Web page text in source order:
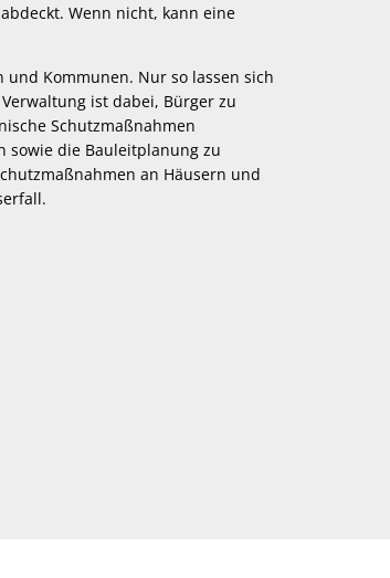
Wenn nicht, kann eine
Kommunen. Nur so lassen sich
ist dabei, Bürger zu
Schutzmaßnahmen
sowie die Bauleitplanung zu
an Häusern und